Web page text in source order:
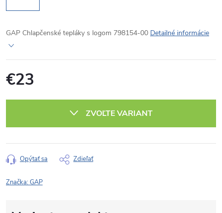
GAP Chlapčenské tepláky s logom 798154-00 Detailné informácie
€23
ZVOĽTE VARIANT
Opýtať sa Zdieľať
Značka:GAP